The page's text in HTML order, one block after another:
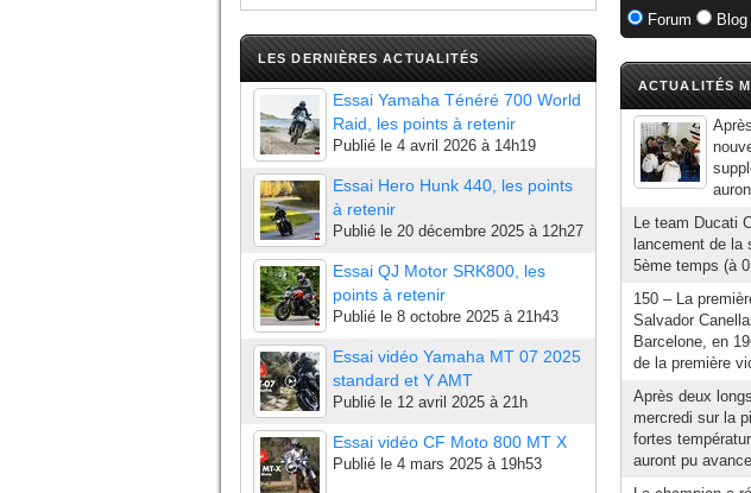
LES DERNIÈRES ACTUALITÉS
Essai Yamaha Ténéré 700 World
Raid, les points à retenir
Publié le 4 avril 2026 à 14h19
Essai Hero Hunk 440, les points
à retenir
Publié le 20 décembre 2025 à 12h27
Essai QJ Motor SRK800, les
points à retenir
Publié le 8 octobre 2025 à 21h43
Essai vidéo Yamaha MT 07 2025
standard et Y AMT
Publié le 12 avril 2025 à 21h
Essai vidéo CF Moto 800 MT X
Publié le 4 mars 2025 à 19h53
Forum Blog
ACTUALITÉS
Le team Ducati
lancement de la
5ème temps (à
150 – La
Salvador
Barcelone, en
de la première
Après deux
mercredi sur la
fortes
auront pu